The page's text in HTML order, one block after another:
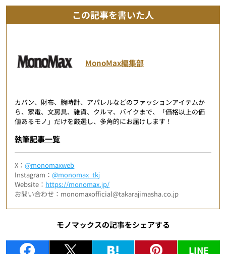
この記事を書いた人
MonoMax編集部
カバン、財布、腕時計、アパレルなどのファッションアイテムか
ら、家電、文房具、雑貨、クルマ、バイクまで、「価格以上の価
値あるモノ」だけを厳選し、多角的にお届けします！
執筆記事一覧
X：@monomaxweb
Instagram：@monomax_tkj
Website： https://monomax.jp/
お問い合わせ：monomaxofficial@takarajimasha.co.jp
モノマックスの記事をシェアする
LINE